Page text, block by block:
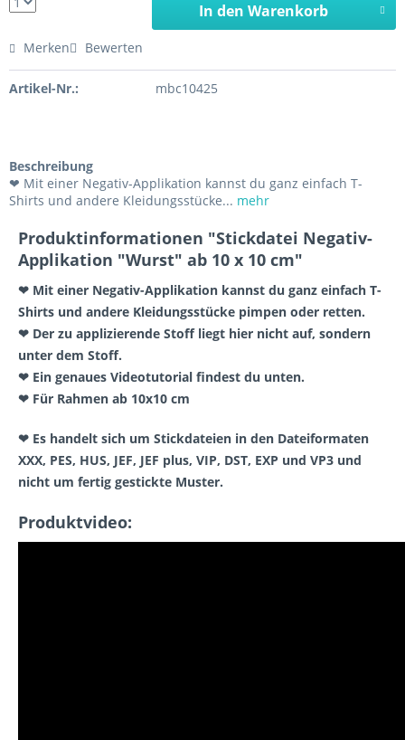
In den Warenkorb
Merken Bewerten
Artikel-Nr.: mbc10425
Beschreibung
❤ Mit einer Negativ-Applikation kannst du ganz einfach T-
Shirts und andere Kleidungsstücke... mehr
Produktinformationen "Stickdatei Negativ-
Applikation "Wurst" ab 10 x 10 cm"
❤ Mit einer Negativ-Applikation kannst du ganz einfach T-
Shirts und andere Kleidungsstücke pimpen oder retten.
❤ Der zu applizierende Stoff liegt hier nicht auf, sondern
unter dem Stoff.
❤ Ein genaues Videotutorial findest du unten.
❤ Für Rahmen ab 10x10 cm
❤ Es handelt sich um Stickdateien in den Dateiformaten
XXX, PES, HUS, JEF, JEF plus, VIP, DST, EXP und VP3 und
nicht um fertig gestickte Muster.
Produktvideo: